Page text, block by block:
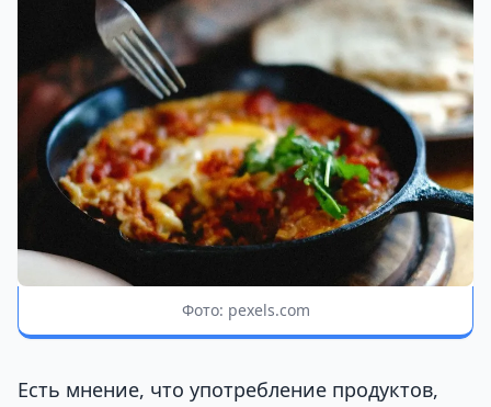
Фото: pexels.com
Есть мнение, что употребление продуктов,